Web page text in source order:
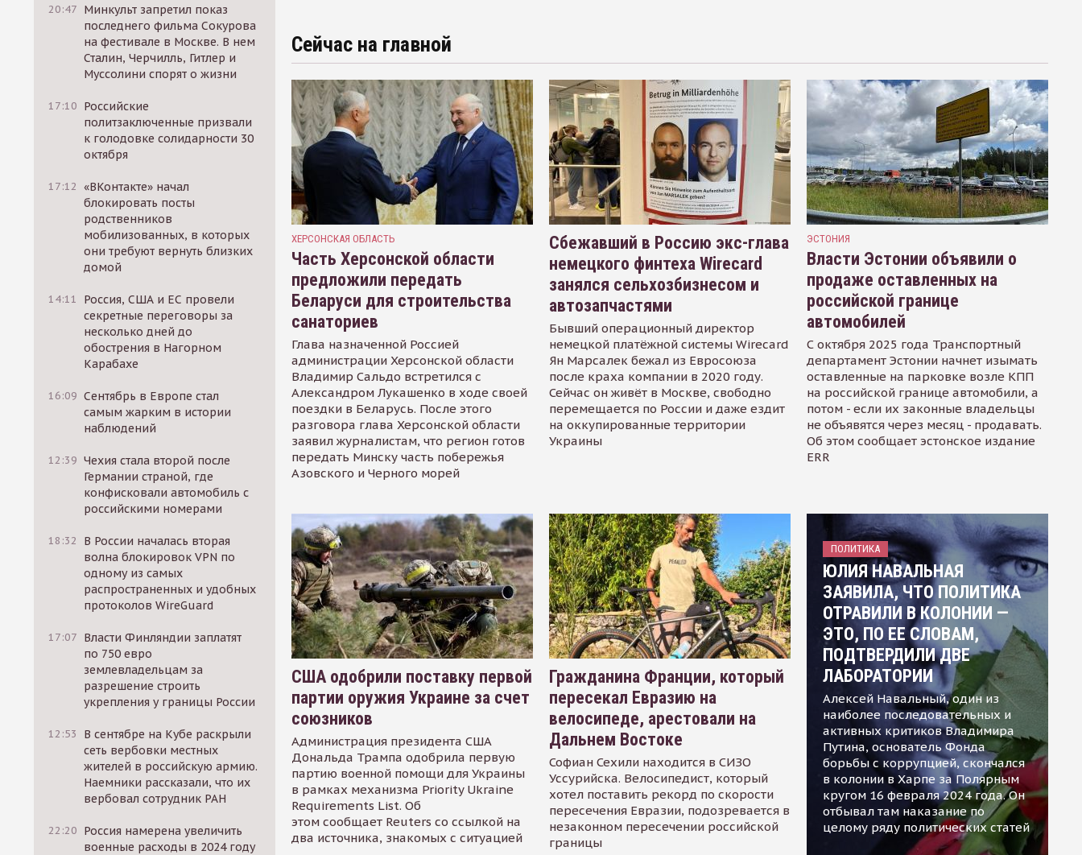
20:47 Минкульт запретил показ
последнего фильма Сокурова
на фестивале в Москве. В нем
Сталин, Черчилль, Гитлер и
Муссолини спорят о жизни
17:10 Российские
политзаключенные призвали
к голодовке солидарности 30
октября
17:12 «ВКонтакте» начал
блокировать посты
родственников
мобилизованных, в которых
они требуют вернуть близких
домой
14:11
Россия, США и ЕС провели
секретные переговоры за
несколько дней до
обострения в Нагорном
Карабахе
16:09 Сентябрь в Европе стал
самым жарким в истории
наблюдений
12:39 Чехия стала второй после
Германии страной, где
конфисковали автомобиль с
российскими номерами
18:32
В России началась вторая
волна блокировок VPN по
одному из самых
распространенных и удобных
протоколов WireGuard
17:07 Власти Финляндии заплатят
по 750 евро
землевладельцам за
разрешение строить
укрепления у границы России
12:53
В сентябре на Кубе раскрыли
сеть вербовки местных
жителей в российскую армию.
Наемники рассказали, что их
вербовал сотрудник РАН
22:20 Россия намерена увеличить
военные расходы в 2024 году
Сейчас на главной
ХЕРСОНСКАЯ ОБЛАСТЬ
Часть Херсонской области
предложили передать
Беларуси для строительства
санаториев
Глава назначенной Россией
администрации Херсонской области
Владимир Сальдо встретился с
Александром Лукашенко в ходе своей
поездки в Беларусь. После этого
разговора глава Херсонской области
заявил журналистам, что регион готов
передать Минску часть побережья
Азовского и Черного морей
Сбежавший в Россию экс-глава
немецкого финтеха Wirecard
занялся сельхозбизнесом и
автозапчастями
Бывший операционный директор
немецкой платёжной системы Wirecard
Ян Марсалек бежал из Евросоюза
после краха компании в 2020 году.
Сейчас он живёт в Москве, свободно
перемещается по России и даже ездит
на оккупированные территории
Украины
ЭСТОНИЯ
Власти Эстонии объявили о
продаже оставленных на
российской границе
автомобилей
С октября 2025 года Транспортный
департамент Эстонии начнет изымать
оставленные на парковке возле КПП
на российской границе автомобили, а
потом - если их законные владельцы
не объявятся через месяц - продавать.
Об этом сообщает эстонское издание
ERR
США одобрили поставку первой
партии оружия Украине за счет
союзников
Администрация президента США
Дональда Трампа одобрила первую
партию военной помощи для Украины
в рамках механизма Priority Ukraine
Requirements List. Об
этом сообщает Reuters со ссылкой на
два источника, знакомых с ситуацией
Гражданина Франции, который
пересекал Евразию на
велосипеде, арестовали на
Дальнем Востоке
Софиан Сехили находится в СИЗО
Уссурийска. Велосипедист, который
хотел поставить рекорд по скорости
пересечения Евразии, подозревается в
незаконном пересечении российской
границы
ПОЛИТИКА
ЮЛИЯ НАВАЛЬНАЯ
ЗАЯВИЛА, ЧТО ПОЛИТИКА
ОТРАВИЛИ В КОЛОНИИ —
ЭТО, ПО ЕЕ СЛОВАМ,
ПОДТВЕРДИЛИ ДВЕ
ЛАБОРАТОРИИ
Алексей Навальный, один из
наиболее последовательных и
активных критиков Владимира
Путина, основатель Фонда
борьбы с коррупцией, скончался
в колонии в Харпе за Полярным
кругом 16 февраля 2024 года. Он
отбывал там наказание по
целому ряду политических статей